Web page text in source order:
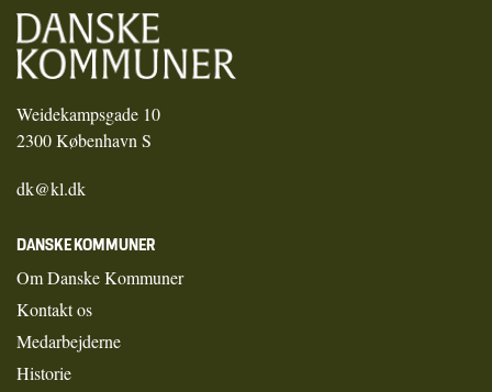
Weidekampsgade 10
2300 København S
dk@kl.dk
DANSKE KOMMUNER
Om Danske Kommuner
Kontakt os
Medarbejderne
Historie